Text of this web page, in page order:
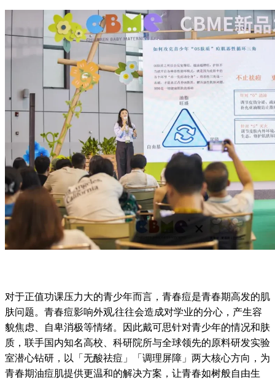
对于正值功课压力大的青少年而言，青春痘是青春期高发的肌
肤问题。青春痘影响外观,往往会造成对学业的分心，产生容
貌焦虑、自卑消极等情绪。因此戴可思针对青少年的情况和肤
质，联手国内知名高校、科研院所与全球领先的原料研发实验
室潜心钻研，以「无酸祛痘」「调理屏障」两大核心方向，为
青春期油痘肌提供更温和的解决方案，让青春如树般自由生